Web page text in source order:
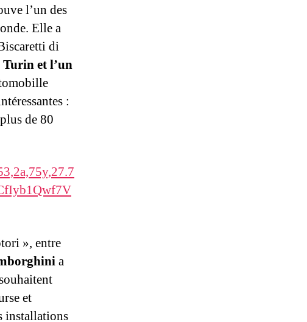
l’un des
Elle a
di
et l’un
:
de 80
», entre
a
et
installations